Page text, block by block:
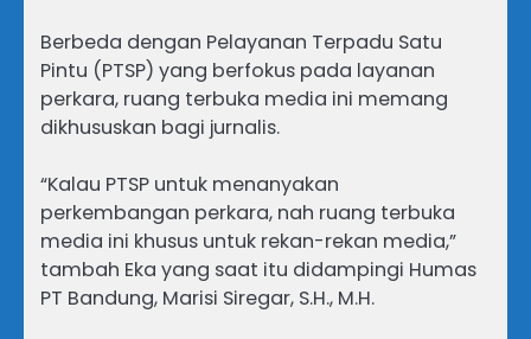
Berbeda dengan Pelayanan Terpadu Satu
Pintu (PTSP) yang berfokus pada layanan
perkara, ruang terbuka media ini memang
dikhususkan bagi jurnalis.
“Kalau PTSP untuk menanyakan
perkembangan perkara, nah ruang terbuka
media ini khusus untuk rekan-rekan media,”
tambah Eka yang saat itu didampingi Humas
PT Bandung, Marisi Siregar, S.H., M.H.